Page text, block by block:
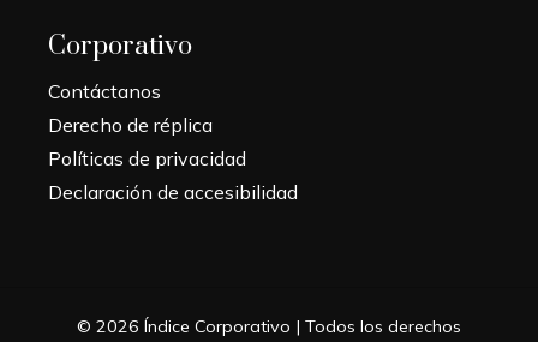
Corporativo
Contáctanos
Derecho de réplica
Políticas de privacidad
Declaración de accesibilidad
© 2026 Índice Corporativo | Todos los derechos